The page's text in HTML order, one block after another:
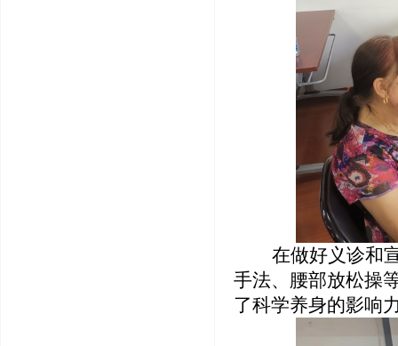
在做好义诊和
手法、腰部放松操
了科学养身的影响